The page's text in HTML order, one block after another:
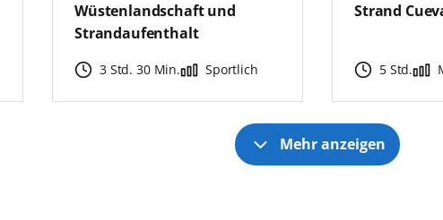
Wüstenlandschaft und
Strandaufenthalt
3 Std. 30 Min. Sportlich
Strand
5 Std.
Mehr anzeigen